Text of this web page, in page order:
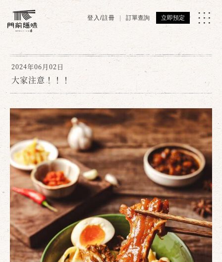
登入/註冊 訂單查詢 立即預定
2024年06月02日
大家注意！！！